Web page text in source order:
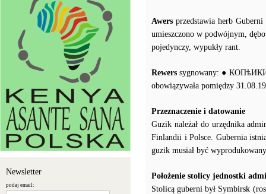
Newsletter
podaj email:
Awers przedstawia herb
umieszczono w podwójnym,
pojedynczy, wypukły rant.
Rewers sygnowany: ●
obowiązywała pomiędzy
Przeznaczenie i datowanie
Guzik należał do urzędnika
Finlandii i Polsce. Gubernia
guzik musiał być
Położenie stolicy jednostki
Stolicą guberni był Symbirsk